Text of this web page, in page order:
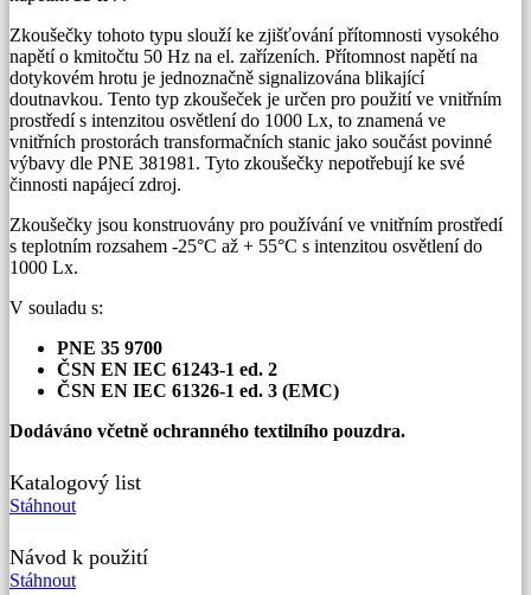
Zkoušečky tohoto typu slouží ke zjišťování přítomnosti vysokého
napětí o kmitočtu 50 Hz na el. zařízeních. Přítomnost napětí na
dotykovém hrotu je jednoznačně signalizována blikající
doutnavkou. Tento typ zkoušeček je určen pro použití ve vnitřním
prostředí s intenzitou osvětlení do 1000 Lx, to znamená ve
vnitřních prostorách transformačních stanic jako součást povinné
výbavy dle PNE 381981. Tyto zkoušečky nepotřebují ke své
činnosti napájecí zdroj.
Zkoušečky jsou konstruovány pro používání ve vnitřním prostředí
s teplotním rozsahem -25°C až + 55°C s intenzitou osvětlení do
1000 Lx.
V souladu s:
PNE 35 9700
ČSN EN IEC 61243-1 ed. 2
ČSN EN IEC 61326-1 ed. 3 (EMC)
Dodáváno včetně ochranného textilního pouzdra.
Katalogový list
Stáhnout
Návod k použití
Stáhnout